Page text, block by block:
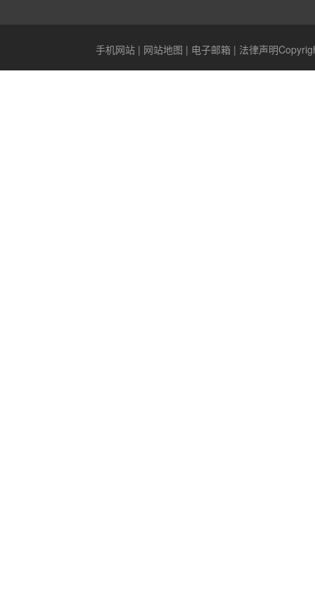
手机网站| 网站地图 | 电子邮箱| 法律声明